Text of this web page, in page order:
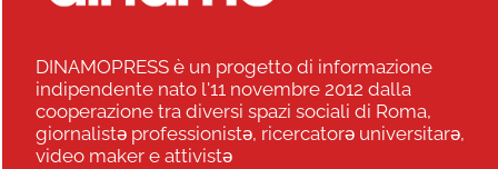
DINAMOPRESS è un progetto di informazione
indipendente nato l'11 novembre 2012 dalla
cooperazione tra diversi spazi sociali di Roma,
giornalistə professionistə, ricercatorə universitarə,
video maker e attivistə